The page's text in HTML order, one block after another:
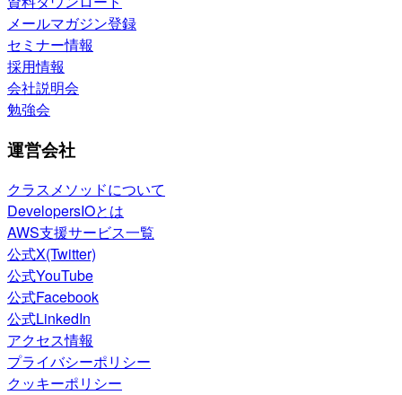
メールマガジン登録
セミナー情報
採用情報
会社説明会
勉強会
運営会社
クラスメソッドについて
DevelopersIOとは
AWS支援サービス一覧
公式X(Twitter)
公式YouTube
公式Facebook
公式LinkedIn
アクセス情報
プライバシーポリシー
クッキーポリシー